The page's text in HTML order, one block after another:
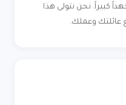
كبيراً. نحن نتولى هذا
عائلتك وعملك.